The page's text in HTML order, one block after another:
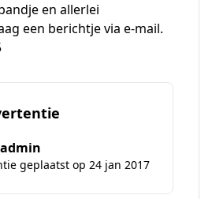
en allerlei
een berichtje via e-mail.
geplaatst op 24 jan 2017